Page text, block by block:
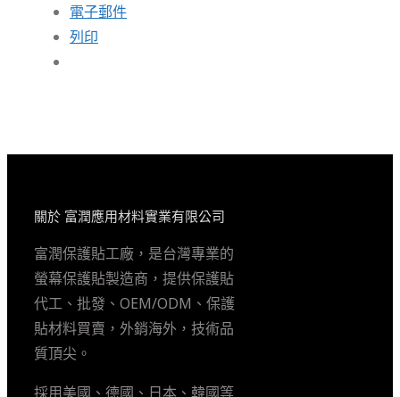
電子郵件
列印
關於 富潤應用材料實業有限公司
富潤保護貼工廠，是台灣專業的
螢幕保護貼製造商，提供保護貼
代工、批發、OEM/ODM、保護
貼材料買賣，外銷海外，技術品
質頂尖。
採用美國、德國、日本、韓國等